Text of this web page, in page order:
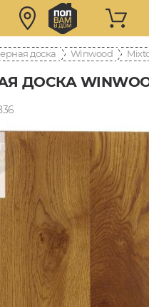
доска Winwood
ДОСКА